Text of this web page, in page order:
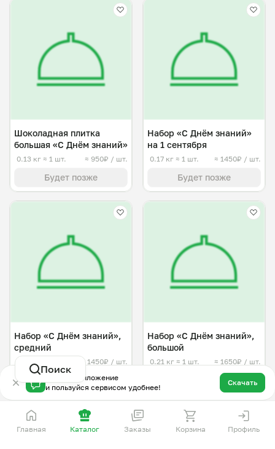
Поиск
Шоколадная плитка
большая «С Днём знаний»
0.13 кг ≈ 1 шт. ≈ 950₽ / шт.
Будет позже
Набор «С Днём знаний»
на 1 сентября
0.17 кг ≈ 1 шт. ≈ 1450₽ / шт.
Будет позже
Набор «С Днём знаний»,
средний
0.17 кг ≈ 1450₽ / шт.
Будет позже
Набор «С Днём знаний»,
большой
0.21 кг ≈ 1 шт. ≈ 1650₽ / шт.
Будет позже
О нас
Скачай приложение
и пользуйся сервисом удобнее!
Скачать
Главная Каталог Заказы Корзина Профиль